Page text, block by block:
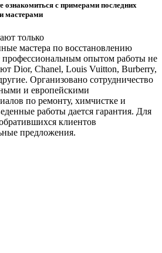
ознакомиться с примерами последних
мастерами
только
мастера по восстановлению
профессиональным опытом работы не
Dior, Chanel, Louis Vuitton, Burberry,
Организовано сотрудничество
и европейскими
по ремонту, химчистке и
работы дается гарантия. Для
клиентов
предложения.